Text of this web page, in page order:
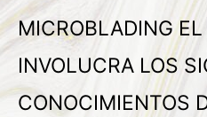
MICROBLADING
INVOLUCRA LOS
CONOCIMIENTOS